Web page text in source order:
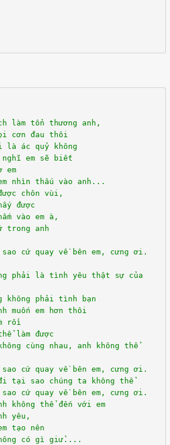
làm tổn thương anh,
cơn đau thôi
là ác quỷ không
nghĩ em sẽ biết
em
nhìn thấu vào anh...
chôn vùi,
được
vào em à,
trong anh
cứ quay về bên em, cưng ơi.
phải là tình yêu thật sự của
không phải tình bạn
muốn em hơn thôi
rồi
làm được
cùng nhau, anh không thể
cứ quay về bên em, cưng ơi.
tại sao chúng ta không thể
cứ quay về bên em, cưng ơi.
không thể đến với em
yêu,
tạo nên
có gì giử....